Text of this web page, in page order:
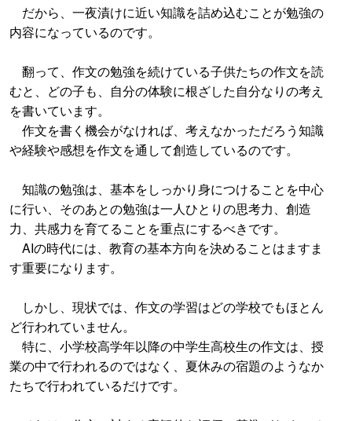
だから、一夜漬けに近い知識を詰め込むことが勉強の
内容になっているのです。
翻って、作文の勉強を続けている子供たちの作文を読
むと、どの子も、自分の体験に根ざした自分なりの考え
を書いています。
作文を書く機会がなければ、考えなかっただろう知識
や経験や感想を作文を通して創造しているのです。
知識の勉強は、基本をしっかり身につけることを中心
に行い、そのあとの勉強は一人ひとりの思考力、創造
力、共感力を育てることを重点にするべきです。
AIの時代には、教育の基本方向を決めることはますま
す重要になります。
しかし、現状では、作文の学習はどの学校でもほとん
ど行われていません。
特に、小学校高学年以降の中学生高校生の作文は、授
業の中で行われるのではなく、夏休みの宿題のようなか
たちで行われているだけです。